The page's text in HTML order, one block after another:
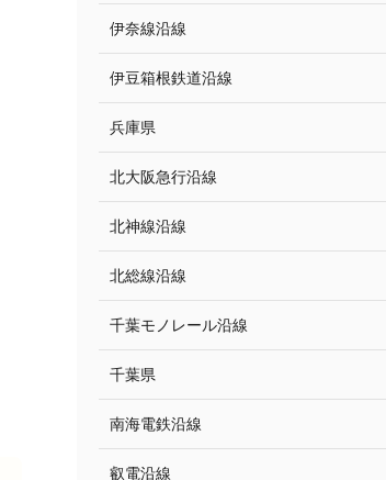
伊奈線沿線
伊豆箱根鉄道沿線
兵庫県
北大阪急行沿線
北神線沿線
北総線沿線
千葉モノレール沿線
千葉県
南海電鉄沿線
叡電沿線